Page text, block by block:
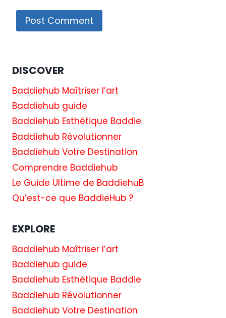
DISCOVER
Baddiehub Maîtriser l’art
Baddiehub guide
Baddiehub Esthétique Baddie
Baddiehub Révolutionner
Baddiehub Votre Destination
Comprendre Baddiehub
Le Guide Ultime de BaddiehuB
Qu’est-ce que BaddieHub ?
EXPLORE
Baddiehub Maîtriser l’art
Baddiehub guide
Baddiehub Esthétique Baddie
Baddiehub Révolutionner
Baddiehub Votre Destination